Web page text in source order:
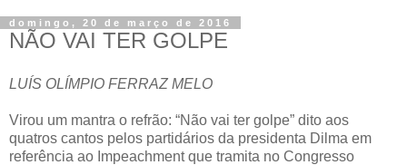
domingo, 20 de março de 2016
NÃO VAI TER GOLPE
LUÍS OLÍMPIO FERRAZ MELO
Virou um mantra o refrão: “Não vai ter golpe” dito aos
quatros cantos pelos partidários da presidenta Dilma em
referência ao Impeachment que tramita no Congresso